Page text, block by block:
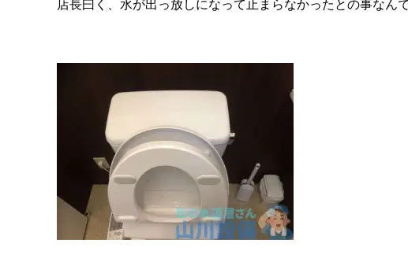
店長曰く、水が出っ放しになって止まらなかったとの事なん